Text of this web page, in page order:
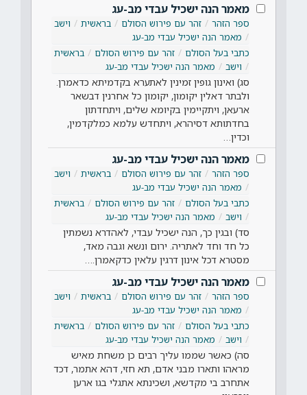
מאמר הנה ישכיל עבדי מב-עג
ספר הזהר זהר עם פירוש הסולם בראשית
וישב
מאמר הנה ישכיל עבדי מב-עג
כתבי בעל הסולם
זהר עם פירוש הסולם
בראשית
וישב
מאמר הנה ישכיל עבדי מב-עג
סג) ואינון גופין זמינין לאתערא בקדמיתא כדאמרן.
ולבתר דאלין יקומון, יקומון כל אחרנין דבשאר
ארעאן, ויתקיימין בקיומא שלים, ויתחדתון
בחדתותא דסיהרא, ויתחדש עלמא כמלקדמין,
וכדין…
מאמר הנה ישכיל עבדי מב-עג
ספר הזהר זהר עם פירוש הסולם בראשית
וישב
מאמר הנה ישכיל עבדי מב-עג
כתבי בעל הסולם
זהר עם פירוש הסולם
בראשית
וישב
מאמר הנה ישכיל עבדי מב-עג
סד) ובגין כך, הנה ישכיל עבדי, לאהדרא נשמתין
כל חד וחד לאתריה. ירום ונשא וגבה מאד,
מסטרא דכל אינון דרגין עלאין כדקאמרן.…
מאמר הנה ישכיל עבדי מב-עג
ספר הזהר זהר עם פירוש הסולם בראשית
וישב
מאמר הנה ישכיל עבדי מב-עג
כתבי בעל הסולם
זהר עם פירוש הסולם
בראשית
וישב
מאמר הנה ישכיל עבדי מב-עג
סה) כאשר שממו עליך רבים כן משחת מאיש
מראהו ותארו מבני אדם, תא חזי, דהא אתמר, דכד
אתחרב בי מקדשא, ושכינתא אתגלי בגו ארען